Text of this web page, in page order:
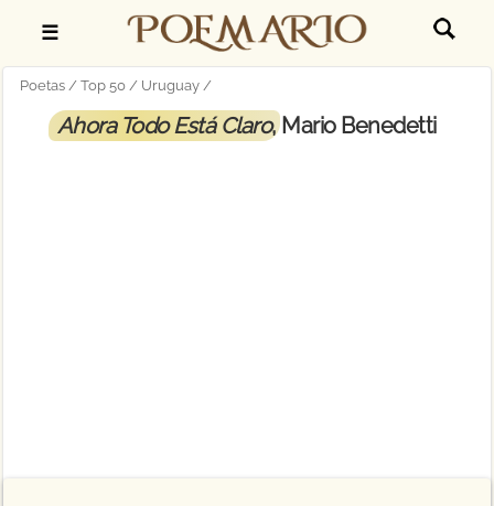
☰
Poetas Top 50 Uruguay
Ahora Todo Está Claro, Mario Benedetti